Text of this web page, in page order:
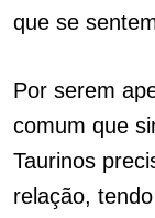
que se
Por serem
comum que
Taurinos
relação,